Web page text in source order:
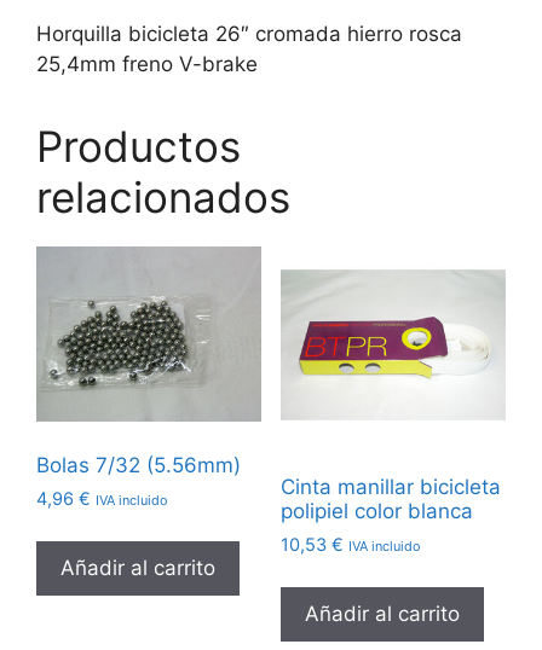
Horquilla bicicleta 26″ cromada hierro rosca
25,4mm freno V-brake
Productos
relacionados
Bolas 7/32 (5.56mm)
4,96 € IVA incluido
Añadir al carrito
Cinta manillar bicicleta
polipiel color blanca
10,53 € IVA incluido
Añadir al carrito